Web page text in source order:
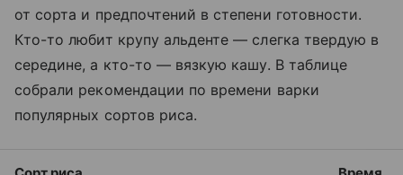
от сорта и предпочтений в степени готовности.
Кто-то любит крупу альденте — слегка твердую в
середине, а кто-то — вязкую кашу. В таблице
собрали рекомендации по времени варки
популярных сортов риса.